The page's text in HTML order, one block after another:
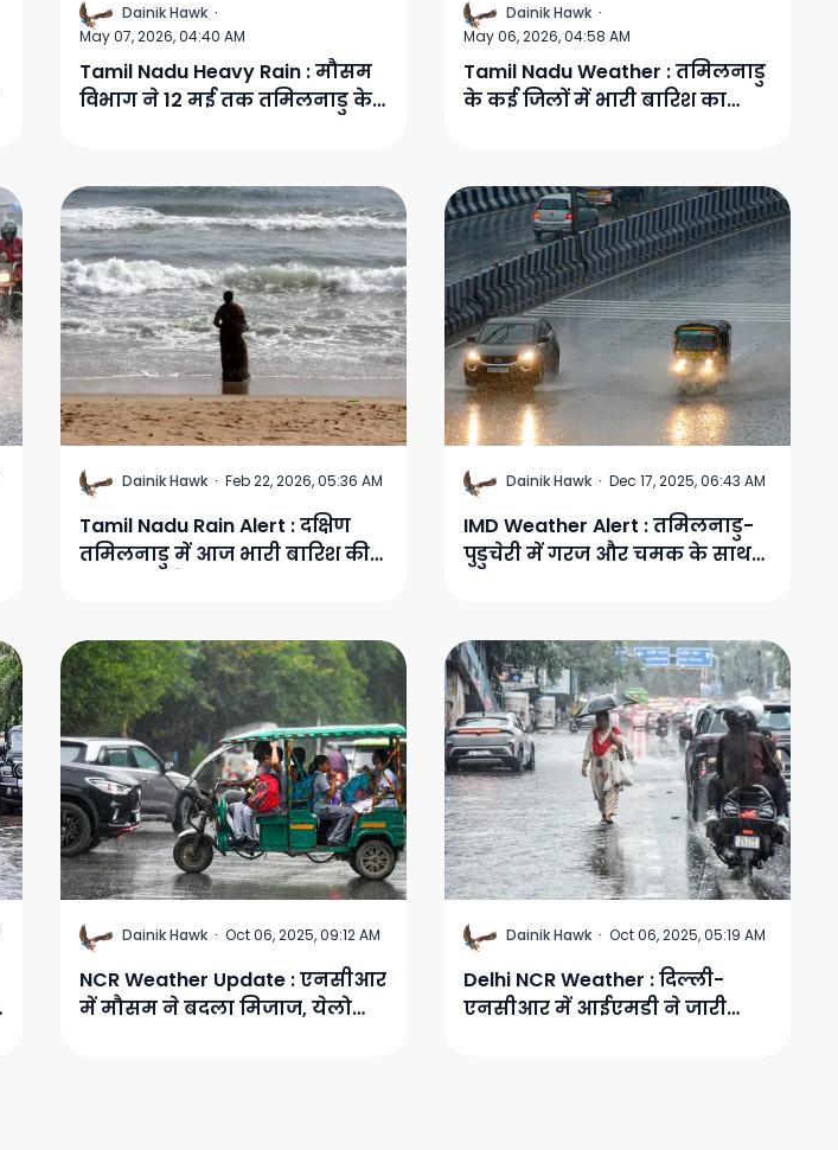
D Dainik Hawk ·
May 07, 2026, 04:40 AM
Tamil Nadu Heavy Rain : मौसम
विभाग ने 12 मई तक तमिलनाडु के
D Dainik Hawk ·
May 06, 2026, 04:58 AM
Tamil Nadu Weather : तमिलनाडु
के कई जिलों में भारी बारिश का
D Dainik Hawk · Feb 22, 2026, 05:36 AM
Tamil Nadu Rain Alert : दक्षिण
तमिलनाडु में आज भारी बारिश की
D Dainik Hawk · Dec 17, 2025, 06:43 AM
IMD Weather Alert : तमिलनाडु-
पुडुचेरी में गरज और चमक के साथ
D Dainik Hawk · Oct 06, 2025, 09:12 AM
NCR Weather Update : एनसीआर
में मौसम ने बदला मिजाज, येलो
D Dainik Hawk · Oct 06, 2025, 05:19 AM
Delhi NCR Weather : दिल्ली-
एनसीआर में आईएमडी ने जारी